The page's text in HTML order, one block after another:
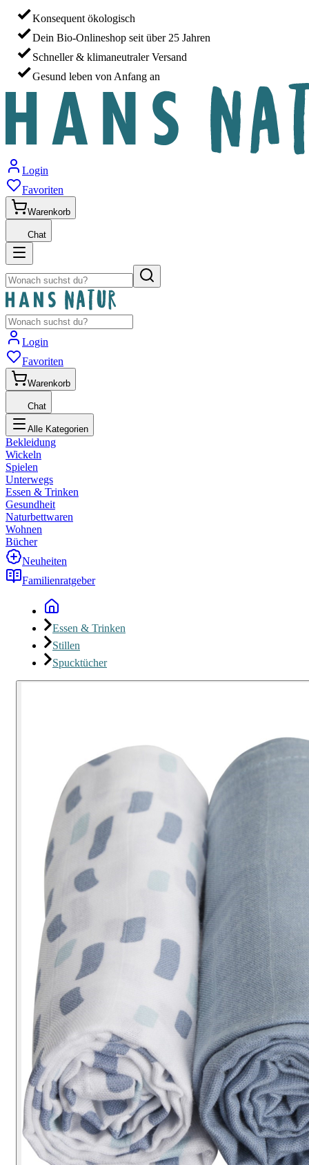
Konsequent ökologisch
Dein Bio-Onlineshop seit über 25 Jahren
Schneller & klimaneutraler Versand
Gesund leben von Anfang an
Login
Favoriten
Warenkorb
Chat
Login
Favoriten
Warenkorb
Chat
Alle Kategorien
Bekleidung
Wickeln
Spielen
Unterwegs
Essen & Trinken
Gesundheit
Naturbettwaren
Wohnen
Bücher
Neuheiten
Familienratgeber
Essen & Trinken
Stillen
Spucktücher